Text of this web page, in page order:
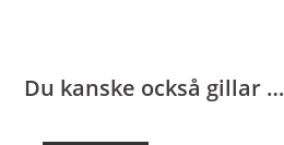
Du kanske också gillar …